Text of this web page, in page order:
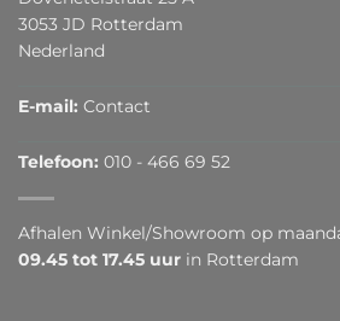
3053 JD Rotterdam
Nederland
E-mail: Contact
Telefoon: 010 - 466 69 52
Afhalen Winkel/Showroom op
09.45 tot 17.45 uur in Rotterdam